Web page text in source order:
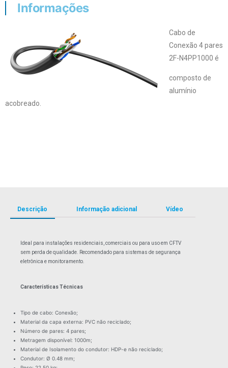
Informações
Cabo de
Conexão 4 pares
2F-N4PP1000 é
composto de
alumínio
acobreado.
Descrição Informação adicional Vídeo
Ideal para instalações residenciais, comerciais ou para uso em CFTV
sem perda de qualidade. Recomendado para sistemas de segurança
eletrônica e monitoramento.
Características Técnicas
Tipo de cabo: Conexão;
Material da capa externa: PVC não reciclado;
Número de pares: 4 pares;
Metragem disponível: 1000m;
Material de Isolamento do condutor: HDP-e não reciclado;
Condutor: Ø 0.48 mm;